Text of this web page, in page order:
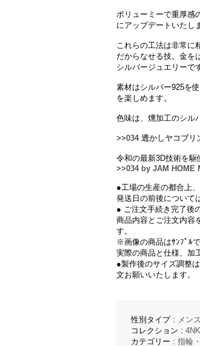
ボリューミーで重厚感
にアップデートいたし
これらの工法は非常に
だからなせる技。金を
シルバージュエリーで
素材はシルバー925を
を楽しめます。
色味は、燻加工のシル
>>034 透かしヤコブリ
令和の最新3D技術を駆
>>034 by JAM HOME
●工場の生産の都合上
発送日の前後について
● ご注文手続き完了後
商品内容とご注文内容
す。
※画像の商品はｻﾝﾌﾟﾙで
実際の商品と仕様、加
●製作後のサイズ調整
文お願いいたします。
性別タイプ : メン
コレクション :
カテゴリー : 指輪